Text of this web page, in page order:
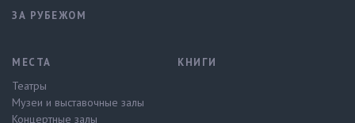
ЗА РУБЕЖОМ
МЕСТА
Театры
Музеи и выставочные залы
Концертные залы
КНИГИ